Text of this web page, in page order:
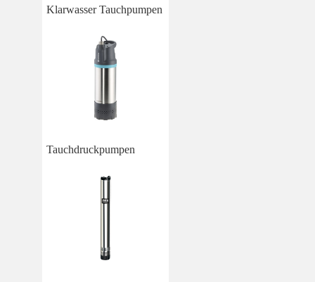
Klarwasser Tauchpumpen
Tauchdruckpumpen